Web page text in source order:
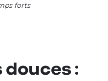
forts
: